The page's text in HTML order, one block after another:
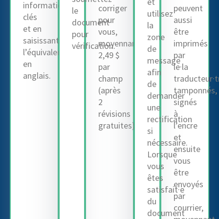
informations
clés
et en
saisissant
l’équivalent
en
anglais.
le
document
pour
vérification.
corriger
pour
vous,
moyennant
2,49 $
par
champ
(après
2
révisions
gratuites).
utilisez
la
zone
de
message
afin
de
demander
une
rectification
si
nécessaire.
Lorsque
vous
êtes
satisfait·e
du
document
peuvent
aussi
être
imprimés
par
le·la
tamponnés,
signés
à
l’encre
et
ensuite
vous
être
envoyés
par
courrier,